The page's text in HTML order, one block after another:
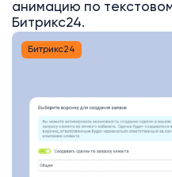
анимацию по
Битрикс24.
Битрикс24